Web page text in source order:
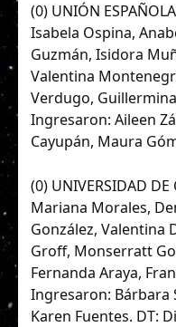
(0) UNIÓN
Isabela Ospina,
Guzmán, Isidora
Valentina
Verdugo,
Ingresaron: Aileen
Cayupán, Maura
(0) UNIVERSIDAD
Mariana Morales,
González, Valentina
Groff, Monserratt
Fernanda Araya,
Ingresaron: Bárbara
Karen Fuentes. DT: